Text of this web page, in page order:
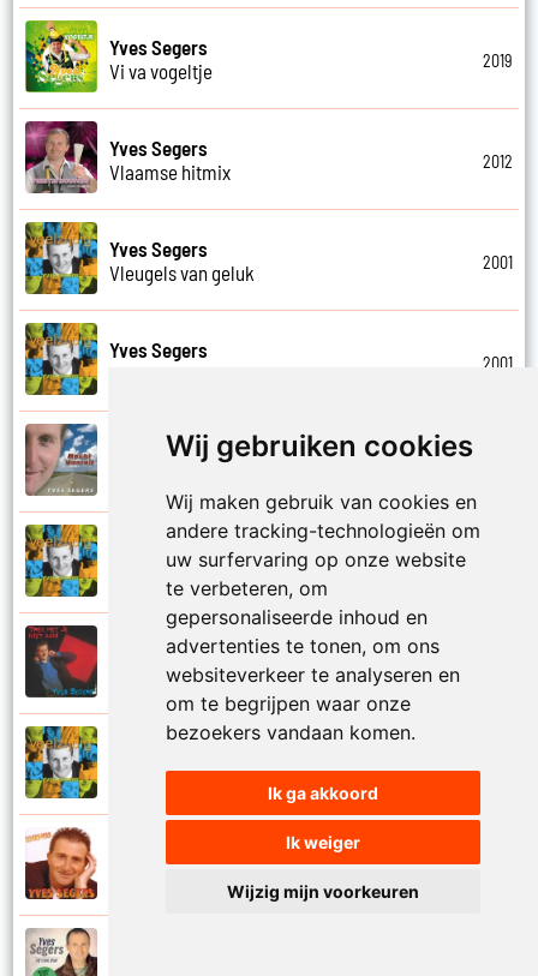
Wij gebruiken cookies
Wij maken gebruik van cookies en
andere tracking-technologieën om
uw surfervaring op onze website
te verbeteren, om
gepersonaliseerde inhoud en
advertenties te tonen, om ons
websiteverkeer te analyseren en
om te begrijpen waar onze
bezoekers vandaan komen.
Ik ga akkoord
Ik weiger
Wijzig mijn voorkeuren
Yves Segers
Vi va vogeltje
2019
Yves Segers
Vlaamse hitmix
2012
Yves Segers
Vleugels van geluk
2001
Yves Segers
2001
Yves Segers
Yves Segers
Voor je gaat
Yves Segers
Voor jou
Vriendschap
2004